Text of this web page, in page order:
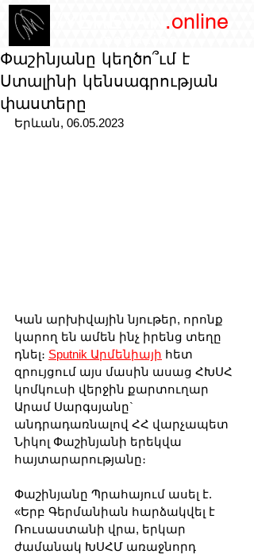
.online
Փաշինյանը կեղծո՞ւմ է
Ստալինի կենսագրության
փաստերը
Երևան, 06.05.2023
Կան արխիվային նյութեր, որոնք
կարող են ամեն ինչ իրենց տեղը
դնել։ Sputnik Արմենիայի հետ
զրույցում այս մասին ասաց ՀԽՍՀ
կոմկուսի վերջին քարտուղար
Արամ Սարգսյանը`
անդրադառնալով ՀՀ վարչապետ
Նիկոլ Փաշինյանի երեկվա
հայտարարությանը։
Փաշինյանը Պրահայում ասել է.
«Երբ Գերմանիան հարձակվել է
Ռուսաստանի վրա, երկար
ժամանակ ԽՍՀՄ առաջնորդ